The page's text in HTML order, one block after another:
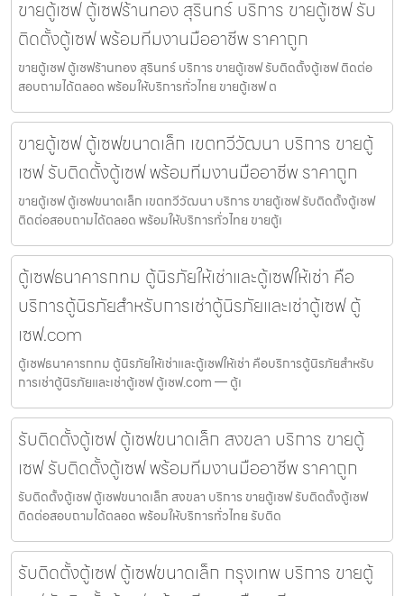
ขายตู้เซฟ ตู้เซฟร้านทอง สุรินทร์ บริการ ขายตู้เซฟ รับ
ติดตั้งตู้เซฟ พร้อมทีมงานมืออาชีพ ราคาถูก
ขายตู้เซฟ ตู้เซฟร้านทอง สุรินทร์ บริการ ขายตู้เซฟ รับติดตั้งตู้เซฟ ติดต่อ
สอบถามได้ตลอด พร้อมให้บริการทั่วไทย ขายตู้เซฟ ต
ขายตู้เซฟ ตู้เซฟขนาดเล็ก เขตทวีวัฒนา บริการ ขายตู้
เซฟ รับติดตั้งตู้เซฟ พร้อมทีมงานมืออาชีพ ราคาถูก
ขายตู้เซฟ ตู้เซฟขนาดเล็ก เขตทวีวัฒนา บริการ ขายตู้เซฟ รับติดตั้งตู้เซฟ
ติดต่อสอบถามได้ตลอด พร้อมให้บริการทั่วไทย ขายตู้เ
ตู้เซฟธนาคารกทม ตู้นิรภัยให้เช่าและตู้เซฟให้เช่า คือ
บริการตู้นิรภัยสำหรับการเช่าตู้นิรภัยและเช่าตู้เซฟ ตู้
เซฟ.com
ตู้เซฟธนาคารกทม ตู้นิรภัยให้เช่าและตู้เซฟให้เช่า คือบริการตู้นิรภัยสำหรับ
การเช่าตู้นิรภัยและเช่าตู้เซฟ ตู้เซฟ.com — ตู้เ
รับติดตั้งตู้เซฟ ตู้เซฟขนาดเล็ก สงขลา บริการ ขายตู้
เซฟ รับติดตั้งตู้เซฟ พร้อมทีมงานมืออาชีพ ราคาถูก
รับติดตั้งตู้เซฟ ตู้เซฟขนาดเล็ก สงขลา บริการ ขายตู้เซฟ รับติดตั้งตู้เซฟ
ติดต่อสอบถามได้ตลอด พร้อมให้บริการทั่วไทย รับติด
รับติดตั้งตู้เซฟ ตู้เซฟขนาดเล็ก กรุงเทพ บริการ ขายตู้